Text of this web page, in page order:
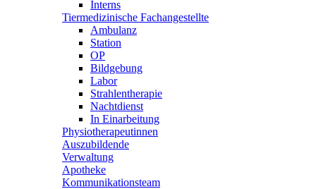
Interns
Tiermedizinische Fachangestellte
Ambulanz
Station
OP
Bildgebung
Labor
Strahlentherapie
Nachtdienst
In Einarbeitung
Physiotherapeutinnen
Auszubildende
Verwaltung
Apotheke
Kommunikationsteam